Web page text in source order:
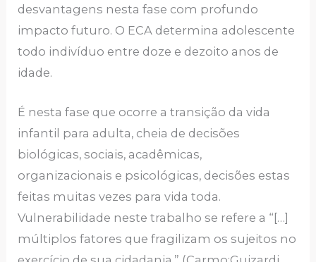
desvantagens nesta fase com profundo
impacto futuro. O ECA determina adolescente
todo indivíduo entre doze e dezoito anos de
idade.
É nesta fase que ocorre a transição da vida
infantil para adulta, cheia de decisões
biológicas, sociais, acadêmicas,
organizacionais e psicológicas, decisões estas
feitas muitas vezes para vida toda.
Vulnerabilidade neste trabalho se refere a “[…]
múltiplos fatores que fragilizam os sujeitos no